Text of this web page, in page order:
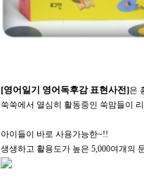
[영어일기 영어독후감 표현사전]은
쑥쑥에서 열심히 활동중인 쑥맘들이
아이들이 바로 사용가능한~!!
생생하고 활용도가 높은 5,000여개의